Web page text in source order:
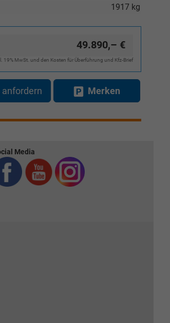
1917 kg
49.890,– €
19% MwSt. und den Kosten für Überführung und Kfz-Brief
Merken
Media